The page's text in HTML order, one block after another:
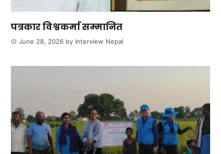
पत्रकार विश्वकर्मा सम्मानित
June 28, 2026 by Interview Nepal